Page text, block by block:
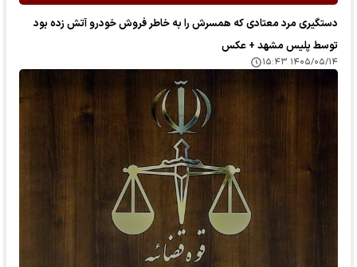
دستگیری مرد معتادی که همسرش را به خاطر فروش خودرو آتش زده بود
توسط پلیس مشهد + عکس
۱۴۰۵/۰۵/۱۴ ۱۵:۴۳